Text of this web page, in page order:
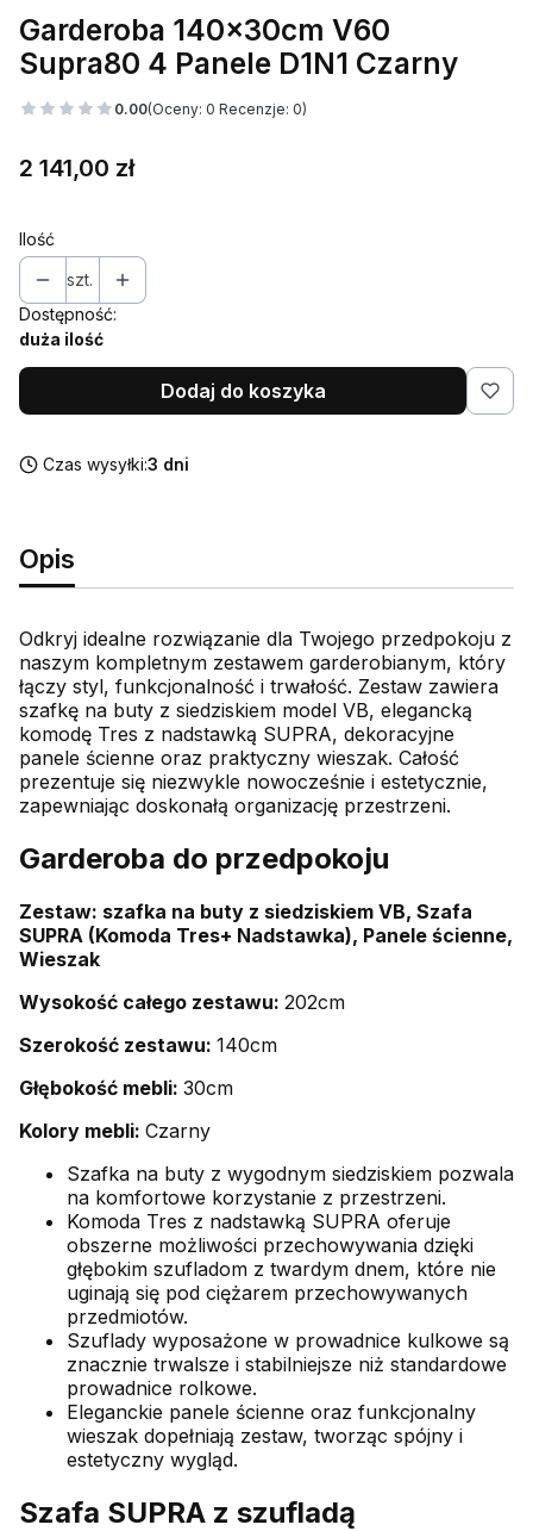
Garderoba 140x30cm V60
Supra80 4 Panele D1N1 Czarny
0.00(Oceny: 0 Recenzje: 0)
Cena
2 141,00 zł
Ilość
szt.
Dostępność:
duża ilość
Dodaj do koszyka
Czas wysyłki:3 dni
Opis
Odkryj idealne rozwiązanie dla Twojego przedpokoju z
naszym kompletnym zestawem garderobianym, który
łączy styl, funkcjonalność i trwałość. Zestaw zawiera
szafkę na buty z siedziskiem model VB, elegancką
komodę Tres z nadstawką SUPRA, dekoracyjne
panele ścienne oraz praktyczny wieszak. Całość
prezentuje się niezwykle nowocześnie i estetycznie,
zapewniając doskonałą organizację przestrzeni.
Garderoba do przedpokoju
Zestaw: szafka na buty z siedziskiem VB, Szafa
SUPRA (Komoda Tres+ Nadstawka), Panele ścienne,
Wieszak
Wysokość całego zestawu: 202cm
Szerokość zestawu: 140cm
Głębokość mebli: 30cm
Kolory mebli: Czarny
Szafka na buty z wygodnym siedziskiem pozwala
na komfortowe korzystanie z przestrzeni.
Komoda Tres z nadstawką SUPRA oferuje
obszerne możliwości przechowywania dzięki
głębokim szufladom z twardym dnem, które nie
uginają się pod ciężarem przechowywanych
przedmiotów.
Szuflady wyposażone w prowadnice kulkowe są
znacznie trwalsze i stabilniejsze niż standardowe
prowadnice rolkowe.
Eleganckie panele ścienne oraz funkcjonalny
wieszak dopełniają zestaw, tworząc spójny i
estetyczny wygląd.
Szafa SUPRA z szufladą